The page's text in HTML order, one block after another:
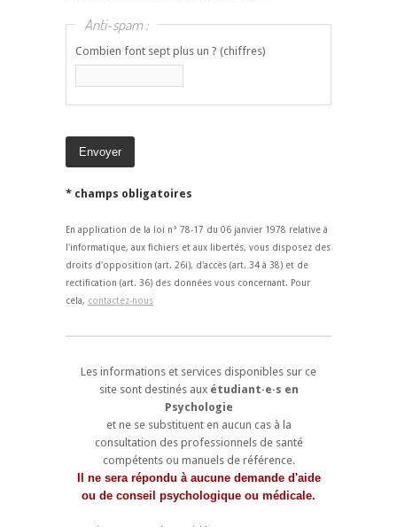
Anti-spam :
Combien font sept plus un ? (chiffres)
* champs obligatoires
En application de la loi n° 78-17 du 06 janvier 1978 relative à
l'informatique, aux fichiers et aux libertés, vous disposez des
droits d'opposition (art. 26i), d'accès (art. 34 à 38) et de
rectification (art. 36) des données vous concernant. Pour
cela, contactez-nous
Les informations et services disponibles sur ce
site sont destinés aux étudiant·e·s en
Psychologie
et ne se substituent en aucun cas à la
consultation des professionnels de santé
compétents ou manuels de référence.
Il ne sera répondu à aucune demande d'aide
ou de conseil psychologique ou médicale.